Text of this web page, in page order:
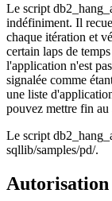
Le script
indéfiniment. Il
chaque itération et
certain laps de
l'application n'est
signalée comme
une liste
pouvez mettre fin
Le script
sqllib/samples/pd/.
Autorisation